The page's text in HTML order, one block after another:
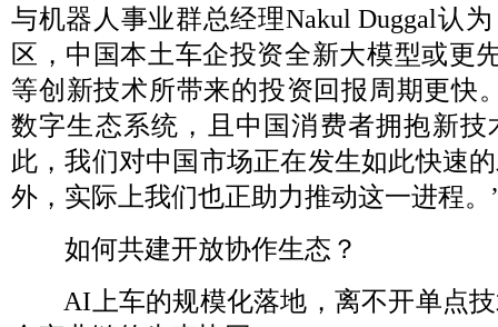
与机器人事业群总经理Nakul Duggal认
区，中国本土车企投资全新大模型或更
等创新技术所带来的投资回报周期更快
数字生态系统，且中国消费者拥抱新技
此，我们对中国市场正在发生如此快速
外，实际上我们也正助力推动这一进程。
如何共建开放协作生态？
AI上车的规模化落地，离不开单点技